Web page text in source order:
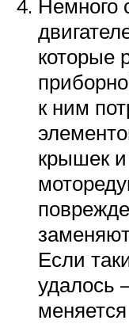
Немного
которые
к ним
крышек
Если
удалось